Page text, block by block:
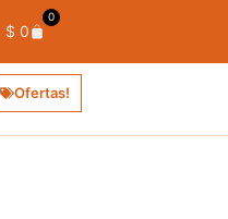
$ 0
0
Ofertas!